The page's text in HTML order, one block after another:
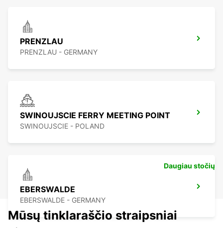
PRENZLAU
PRENZLAU - GERMANY
SWINOUJSCIE FERRY MEETING POINT
SWINOUJSCIE - POLAND
EBERSWALDE
EBERSWALDE - GERMANY
Daugiau stočių
Mūsų tinklaraščio straipsniai